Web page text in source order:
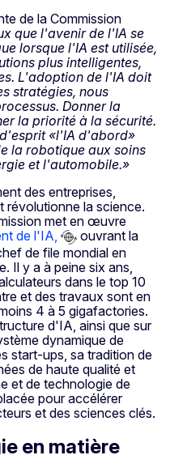
de la Commission
que l'avenir de l'IA se
lorsque l'IA est utilisée,
plus intelligentes,
L'adoption de l'IA doit
stratégies, nous
Donner la
la priorité à la sécurité.
«l'IA d'abord»
la robotique aux soins
et l'automobile.»
des entreprises,
révolutionne la science.
met en œuvre
de l'IA,
ouvrant la
de file mondial en
Il y a à peine six ans,
dans le top 10
et des travaux sont en
4 à 5 gigafactories.
d'IA, ainsi que sur
dynamique de
start-ups, sa tradition de
de haute qualité et
et de technologie de
pour accélérer
et des sciences clés.
en matière